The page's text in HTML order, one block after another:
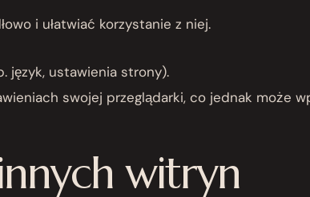
i ułatwiać korzystanie z niej.
język, ustawienia strony).
swojej przeglądarki, co jednak może
witryn